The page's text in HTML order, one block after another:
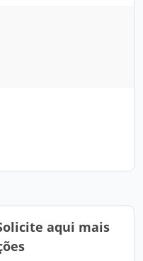
aqui mais